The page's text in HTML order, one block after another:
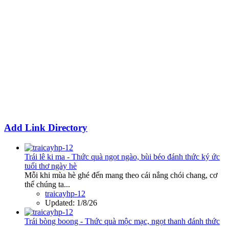
Add Link Directory
Trái lê ki ma - Thức quà ngọt ngào, bùi béo đánh thức ký ức
tuổi thơ ngày hè
Mỗi khi mùa hè ghé đến mang theo cái nắng chói chang, cơ
thể chúng ta...
traicayhp-12
Updated: 1/8/26
Trái bòng boong - Thức quà mộc mạc, ngọt thanh đánh thức